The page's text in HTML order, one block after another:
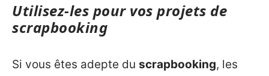
Utilisez-les pour vos projets de
scrapbooking
Si vous êtes adepte du scrapbooking, les